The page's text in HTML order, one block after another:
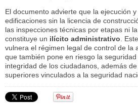
El documento advierte que la ejecución
edificaciones sin la licencia de
las inspecciones técnicas por etapas ni
constituye un ilícito administrativo .
vulnera el régimen legal de control de la
que también pone en riesgo la
integridad de los ciudadanos, además
superiores vinculados a la seguridad